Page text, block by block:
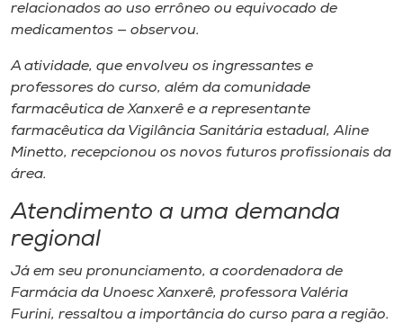
relacionados ao uso errôneo ou equivocado de
medicamentos — observou.
A atividade, que envolveu os ingressantes e
professores do curso, além da comunidade
farmacêutica de Xanxerê e a representante
farmacêutica da Vigilância Sanitária estadual, Aline
Minetto, recepcionou os novos futuros profissionais da
área.
Atendimento a uma demanda
regional
Já em seu pronunciamento, a coordenadora de
Farmácia da Unoesc Xanxerê, professora Valéria
Furini, ressaltou a importância do curso para a região.